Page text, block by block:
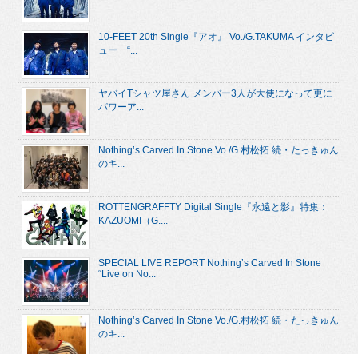
10-FEET 20th Single『アオ』 Vo./G.TAKUMA インタビ
ュー “...
ヤバイTシャツ屋さん メンバー3人が大使になって更に
パワーア...
Nothing’s Carved In Stone Vo./G.村松拓 続・たっきゅん
のキ...
ROTTENGRAFFTY Digital Single『永遠と影』特集：
KAZUOMI（G....
SPECIAL LIVE REPORT Nothing’s Carved In Stone
“Live on No...
Nothing’s Carved In Stone Vo./G.村松拓 続・たっきゅん
のキ...